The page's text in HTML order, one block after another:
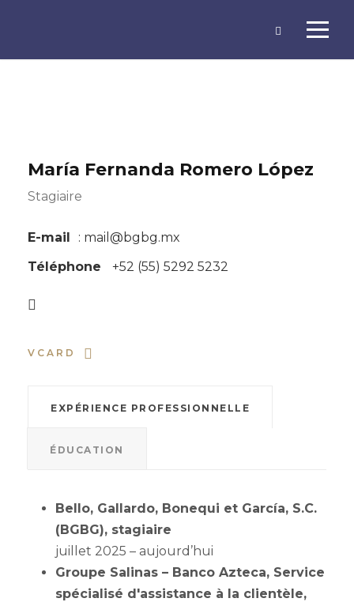
María Fernanda Romero López
Stagiaire
E-mail
: mail@bgbg.mx
Téléphone
+52 (55) 5292 5232
VCARD
EXPÉRIENCE PROFESSIONNELLE
ÉDUCATION
Bello, Gallardo, Bonequi et García, S.C.
(BGBG), stagiaire
juillet 2025 – aujourd’hui
Groupe Salinas – Banco Azteca, Service
spécialisé d'assistance à la clientèle,